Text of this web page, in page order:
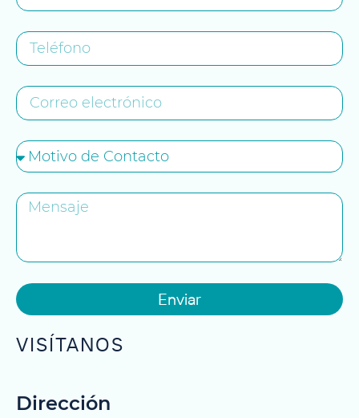
Enviar
VISÍTANOS
Dirección